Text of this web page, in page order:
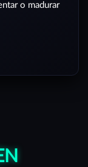
o madurar